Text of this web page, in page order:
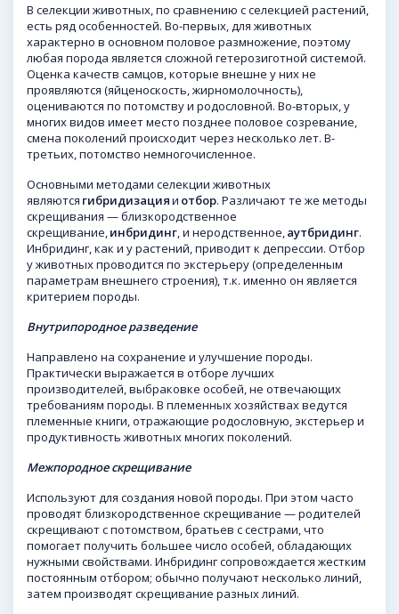
В селекции животных, по сравнению с селекцией растений,
есть ряд особенностей. Во-первых, для животных
характерно в основном половое размножение, поэтому
любая порода является сложной гетерозиготной системой.
Оценка качеств самцов, которые внешне у них не
проявляются (яйценоскость, жирномолочность),
оцениваются по потомству и родословной. Во-вторых, у
многих видов имеет место позднее половое созревание,
смена поколений происходит через несколько лет. В-
третьих, потомство немногочисленное.
Основными методами селекции животных
являются гибридизацияи отбор. Различают те же методы
скрещивания — близкородственное
скрещивание, инбридинг , и неродственное, аутбридинг.
Инбридинг, как и у растений, приводит к депрессии. Отбор
у животных проводится по экстерьеру (определенным
параметрам внешнего строения), т.к. именно он является
критерием породы.
Внутрипородное разведение
Направлено на сохранение и улучшение породы.
Практически выражается в отборе лучших
производителей, выбраковке особей, не отвечающих
требованиям породы. В племенных хозяйствах ведутся
племенные книги, отражающие родословную, экстерьер и
продуктивность животных многих поколений.
Межпородное скрещивание
Используют для создания новой породы. При этом часто
проводят близкородственное скрещивание — родителей
скрещивают с потомством, братьев с сестрами, что
помогает получить большее число особей, обладающих
нужными свойствами. Инбридинг сопровождается жестким
постоянным отбором; обычно получают несколько линий,
затем производят скрещивание разных линий.